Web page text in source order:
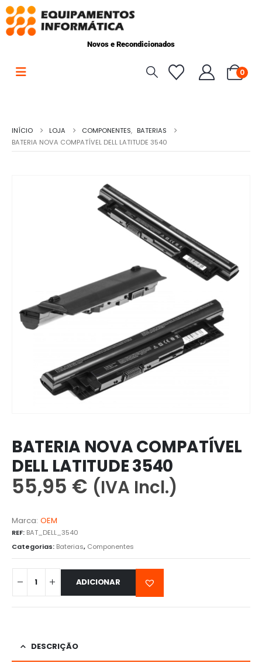
Novos e Recondicionados
0
INÍCIO LOJA COMPONENTES, BATERIAS
BATERIA NOVA COMPATÍVEL DELL LATITUDE 3540
BATERIA NOVA COMPATÍVEL
DELL LATITUDE 3540
55,95 € (IVA Incl.)
Marca: OEM
REF: BAT_DELL_3540
Categorias: Baterias, Componentes
ADICIONAR
DESCRIÇÃO